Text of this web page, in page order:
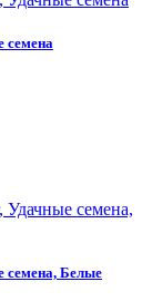
семена
семена, Белые